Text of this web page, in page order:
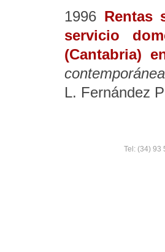
1996 Rentas
servicio
(Cantabria)
L. Fernández
Tel: (34) 93